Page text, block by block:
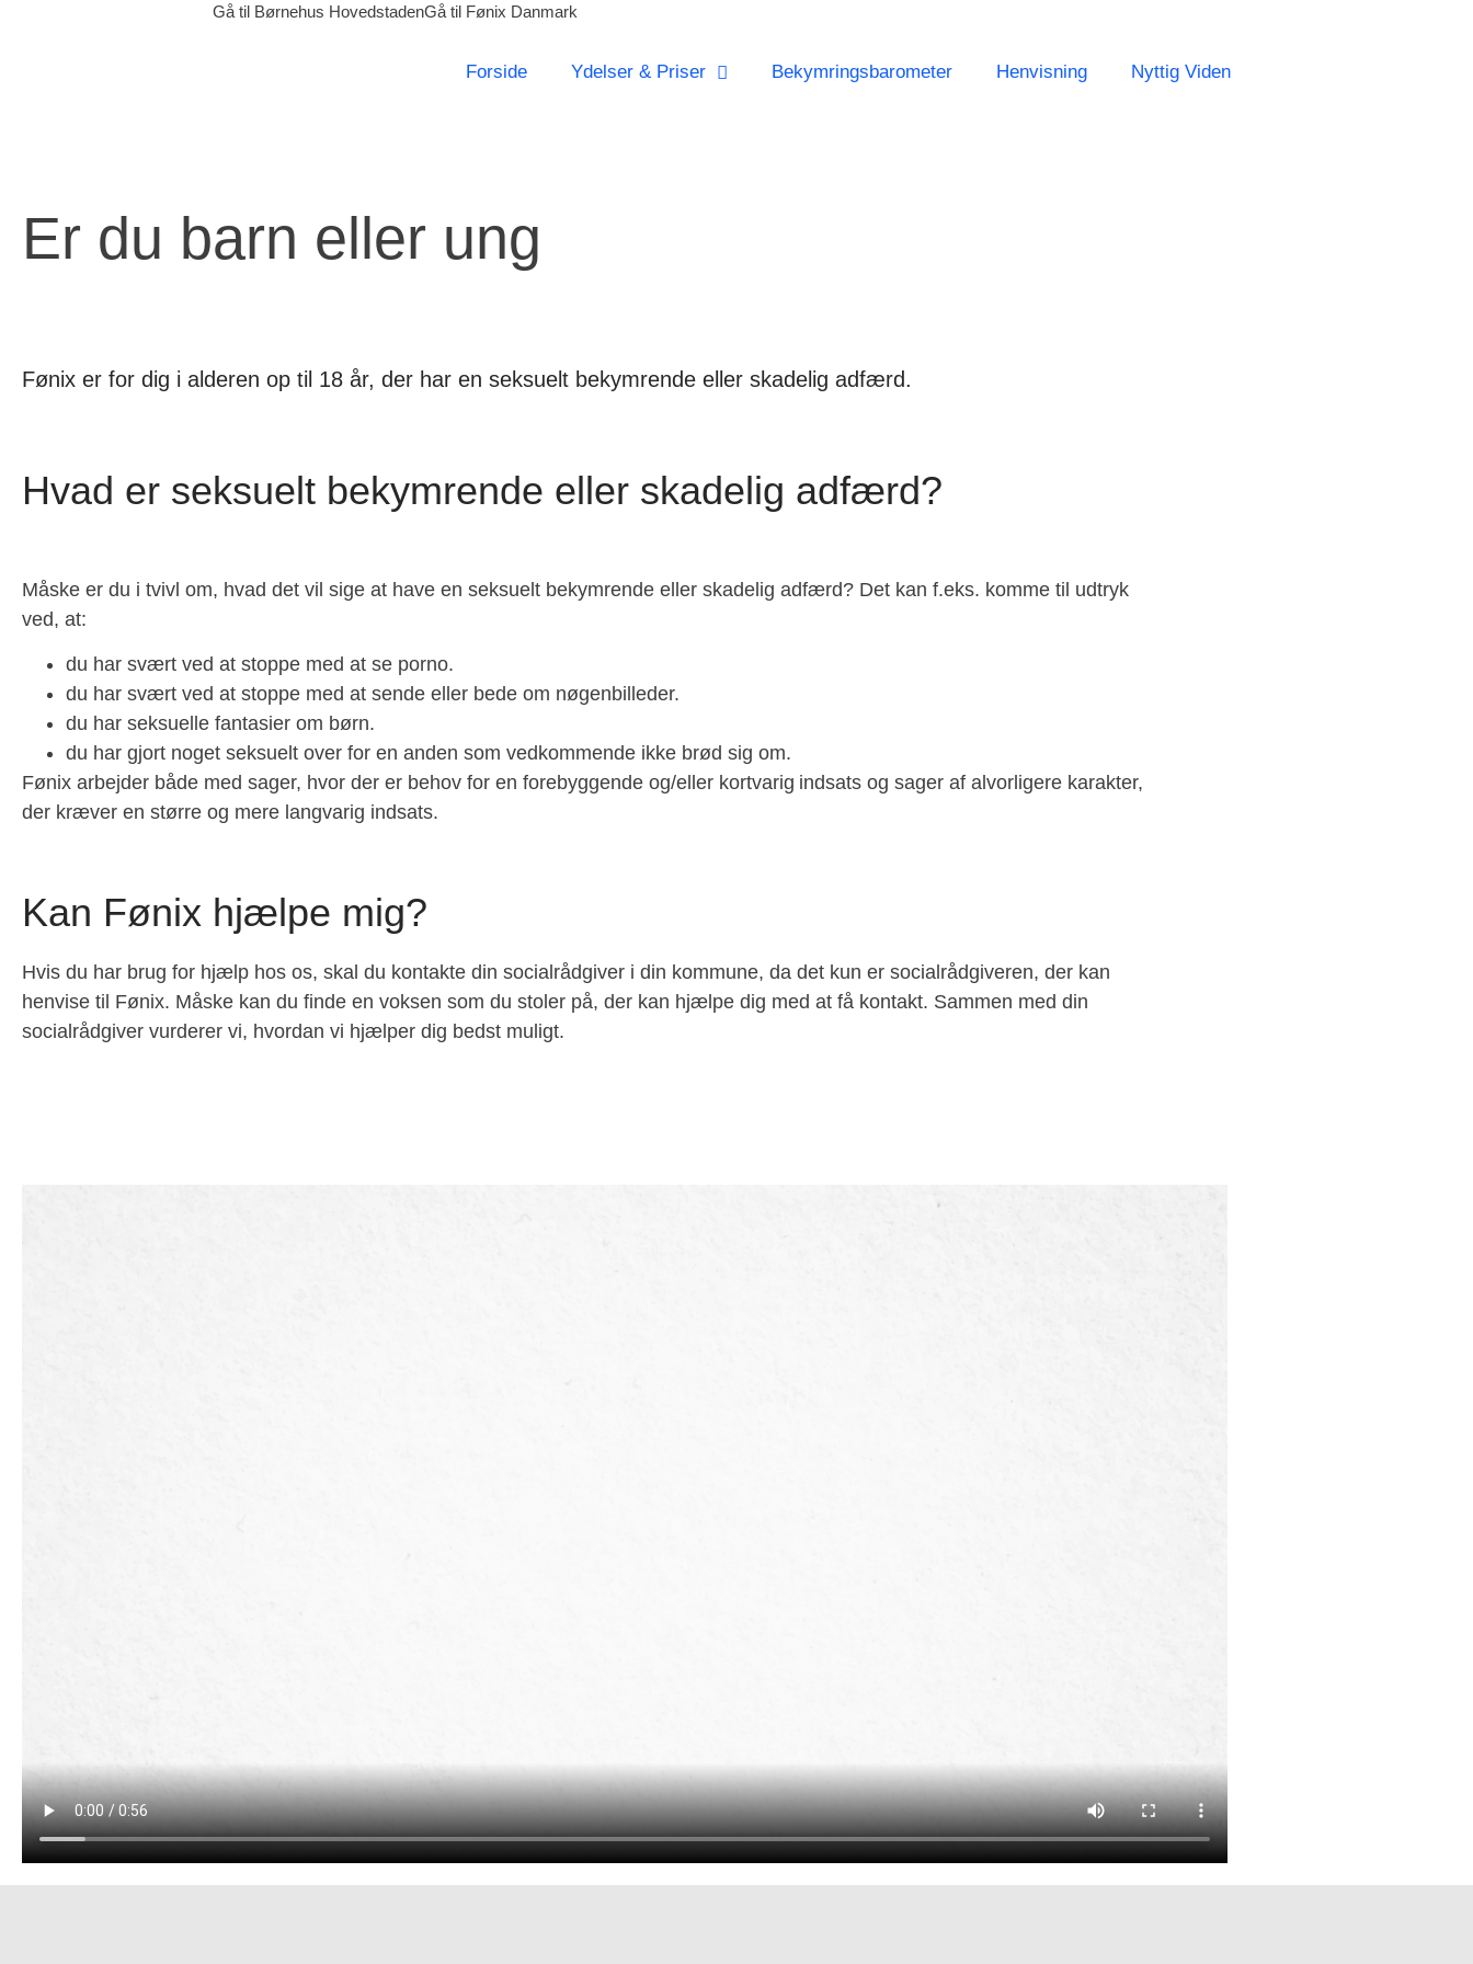
Gå til Børnehus HovedstadenGå til Fønix Danmark
Forside Ydelser & Priser Bekymrings­barometer Henvisning Nyttig Viden
Er du barn eller ung
Fønix er for dig i alderen op til 18 år, der har en seksuelt bekymrende eller skadelig adfærd.
Hvad er seksuelt bekymrende eller skadelig adfærd?
Måske er du i tvivl om, hvad det vil sige at have en seksuelt bekymrende eller skadelig adfærd? Det kan f.eks. komme til udtryk
ved, at:
du har svært ved at stoppe med at se porno.
du har svært ved at stoppe med at sende eller bede om nøgenbilleder.
du har seksuelle fantasier om børn.
du har gjort noget seksuelt over for en anden som vedkommende ikke brød sig om.
Fønix arbejder både med sager, hvor der er behov for en forebyggende og/eller kortvarig indsats og sager af alvorligere karakter,
der kræver en større og mere langvarig indsats.
Kan Fønix hjælpe mig?
Hvis du har brug for hjælp hos os, skal du kontakte din socialrådgiver i din kommune, da det kun er socialrådgiveren, der kan
henvise til Fønix. Måske kan du finde en voksen som du stoler på, der kan hjælpe dig med at få kontakt. Sammen med din
socialrådgiver vurderer vi, hvordan vi hjælper dig bedst muligt.